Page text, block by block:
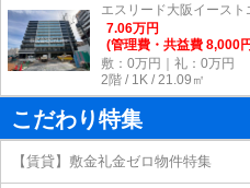
エスリード大阪イースト
7.06万円
(管理費・共益費 8,000
敷：0万円｜礼：0万円
2階 / 1K / 21.09㎡
こだわり特集
【賃貸】敷金礼金ゼロ物件特集